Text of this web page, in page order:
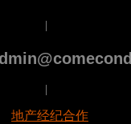
地产经纪合作